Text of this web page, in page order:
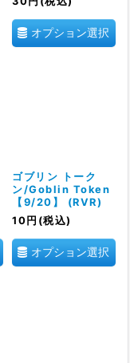
オプション選択
ゴブリン トーク
ン/Goblin Token
【9/20】 (RVR)
10 円 (税込)
オプション選択